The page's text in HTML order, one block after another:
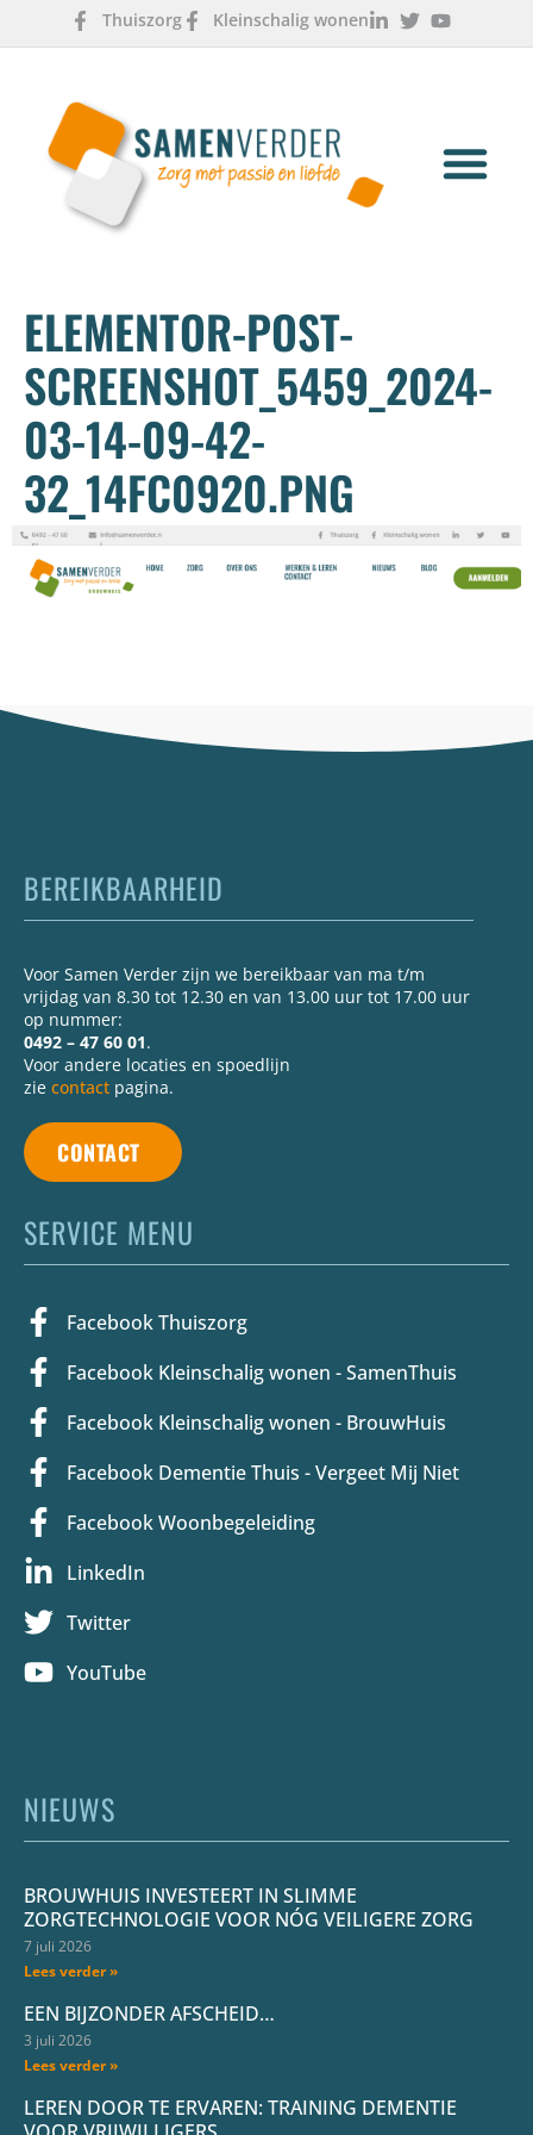
Thuiszorg Kleinschalig wonen
ELEMENTOR-POST-
SCREENSHOT_5459_2024-
03-14-09-42-
32_14FC0920.PNG
BEREIKBAARHEID
Voor Samen Verder zijn we bereikbaar van ma t/m
vrijdag van 8.30 tot 12.30 en van 13.00 uur tot 17.00 uur
op nummer:
0492 – 47 60 01.
Voor andere locaties en spoedlijn
zie contact pagina.
CONTACT
SERVICE MENU
Facebook Thuiszorg
Facebook Kleinschalig wonen - SamenThuis
Facebook Kleinschalig wonen - BrouwHuis
Facebook Dementie Thuis - Vergeet Mij Niet
Facebook Woonbegeleiding
LinkedIn
Twitter
YouTube
NIEUWS
BROUWHUIS INVESTEERT IN SLIMME
ZORGTECHNOLOGIE VOOR NÓG VEILIGERE ZORG
7 juli 2026
Lees verder »
EEN BIJZONDER AFSCHEID…
3 juli 2026
Lees verder »
LEREN DOOR TE ERVAREN: TRAINING DEMENTIE